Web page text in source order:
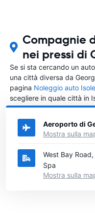
Compagnie
nei pressi di
Se si sta cercando un
una città diversa da
pagina Noleggio auto
scegliere in quale città in
l'auto.
Aeroporto di
Mostra sulla
West Bay
Spa
Mostra sulla